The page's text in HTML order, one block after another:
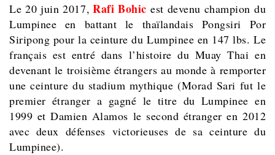
Le 20 juin 2017, Rafi Bohic est devenu champion du
Lumpinee en battant le thaïlandais Pongsiri Por
Siripong pour la ceinture du Lumpinee en 147 lbs. Le
français est entré dans l’histoire du Muay Thai en
devenant le troisième étrangers au monde à remporter
une ceinture du stadium mythique (Morad Sari fut le
premier étranger a gagné le titre du Lumpinee en
1999 et Damien Alamos le second étranger en 2012
avec deux défenses victorieuses de sa ceinture du
Lumpinee).